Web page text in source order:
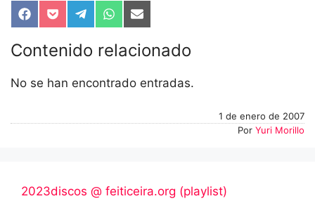
Compartir
en
Facebook
Compartir
en
Pocket
Compartir
en
Telegram
Compartir
en
WhatsApp
Compartir
en
Email
Contenido relacionado
No se han encontrado entradas.
1 de enero de 2007
Por Yuri Morillo
2023discos @ feiticeira.org (playlist)